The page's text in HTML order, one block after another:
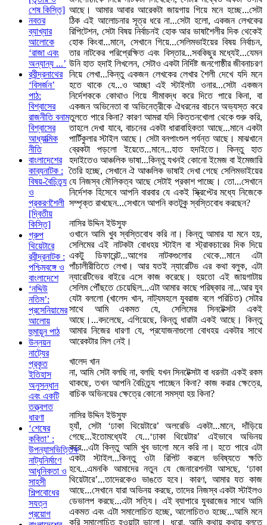
আছে। আমার আবার আরেকটা জায়গায় গিয়ে মনে হচ্ছে...সেটা
ঠিক এই আলোচনার সূত্র ধরে না...সেটা হলো, একজন লেখকের
রিপিটেশন, সেটা বিষয় নির্বাচনই হোক আর ভাষাশৈলীর দিক থেকেই
হোক কিংবা...মানে, সেখানে গিয়ে...সেলিমভাইয়ের বিষয় নির্বাচন,
তার নাটকের পরিপ্রেক্ষিত এবং বিস্তার...সবকিছুর মধ্যেই...যেমন
উনি হাত হদাই লিখলেন, সেটাও একটা নির্দিষ্ট জনগোষ্ঠীর জীবনাচরণ
নিয়ে লেখা...কিন্তু একজন লেখকের লেখার শৈলী দেখে যদি মনে
হতে থাকে যে...ও আচ্ছা এই স্টাইলটা ওনার...সেটা একজন
নির্দেশককে কোথাও গিয়ে সীমাবদ্ধ করে দিতে পারে কিনা, বা
একজন অভিনেতা বা অভিনেত্রীকে ঐধরনের বাচনে অভ্যস্ত করে
তুলতে পারে কিনা? কারণ আমরা যদি কিত্তনখোলা থেকে শুরু করি,
তাহলে দেখা যাবে, বাচনের একটা ধারাবাহিকতা আছে...মানে একটা
পার্টিকুলার স্টাইল আছে। সেটা বনপাংশুল পর্যন্ত আছে। মাঝখানে
ব্রেকটা পড়লো ইয়েতে...মানে...হাত হদাইতে। কিন্তু হাত
হদাইতেও আঞ্চলিক ভাষা...কিন্তু যখনই কোনো ইমেজ বা ইমেজারি
তৈরি হচ্ছে, সেখানে ঐ আঞ্চলিক ভাষাই দেখা গেছে সেলিমভাইয়ের
যে নিজস্ব মৌলিকত্ব আছে সেটাই প্রকাশ পাচ্ছে। তো...সেখানে
নির্দেশক হিসেবে আপনি বারবার যে একই স্ক্রিপ্টের মধ্যে নিজেকে
সম্পৃক্ত রাখছেন...সেখানে আপনি কতটুকু স্বস্তিবোধ করছেন?
নাসির উদ্দিন ইউসুফ
ওখানে আমি খুব স্বস্তিবোধ করি না। কিন্তু আমার যা মনে হয়,
সেলিমের এই নাটকটা বোধহয় স্টাইল বা স্ট্রাকচারের দিক দিয়ে
একটু ডিফারেন্ট...আগের নাটকগুলোর থেকে...মানে এটা
পাঁচালীরীতিতে লেখা। আর যতই ন্যারেটিভ এর কথা বলুক, এটা
ন্যারেটিভের বাইরে এসে কাজ করেছে। হয়তো এই জায়গাটায়
সেলিম পৌঁছতে চেয়েছিল...এটা আমার কাছে পরিষ্কার না...আর যুব
যেটা বললো (খালেদ খান, নাট্যমহলে যুবরাজ বলে পরিচিত) সেটার
সাথে আমি একমত যে, সেলিমের সিনটেক্সটা একই
আছে।...বদলেছে, এগিয়েছে, কিন্তু ধারাটা একই আছে। কিন্তু
আমার নিজের ধারণা যে, প্রযোজনাগুলো বোধহয় একটার সাথে
আরেকটার মিল নেই।
খালেদ খান
না, আমি সেটা বলছি না, বলছি যখন সিনটেক্সটা বা ধরনটা একই রকম
থাকছে, তখন আপনি বৈচিত্র্য পাচ্ছেন কিনা? কাজ করার ক্ষেত্রে,
বাচিক অভিনয়ের ক্ষেত্রে কোনো সমস্যা হয় কিনা?
নাসির উদ্দিন ইউসুফ
হ্যাঁ, সেটা ‘ঢাকা থিয়েটারে’ অলরেডি একটা...মানে, দাঁড়িয়ে
গেছে...ইতোমধ্যেই যে...‘ঢাকা থিয়েটার’ এইভাবে অভিনয়
করে...এটা কিন্তু আমি খুব ভালো মনে করি না। হতে পারে এটা
একটা স্টাইল...কিন্তু ওটা রিপিট করলে ভবিষ্যতে ক্ষতি
হবে...এমনকি আমাদের নতুন যে জেনারেশনটা আসছে, ‘ঢাকা
থিয়েটারে’...তাদেরকেও ভাঙতে হবে। কারণ, আমার যত কাজ
আছে...সেখানে যারা অভিনয় করছে, তাদের নিজস্ব একটা স্টাইলও
ডেভালপ করছে...এটা সত্যি। এই ব্যাপারে যুবরাজের সাথে আমি
একমত এবং এটা সমালোচিত হচ্ছে, আলোচিতও হচ্ছে...আমি মনে
করি সমালোচিত হওয়াটা ভালো। ধরো, আমি কথায় কথায় বলতে
শেষ কিস্তি]
নবতর
ব্যাখ্যার
আলোকে
‘রাজা এবং
অন্যান্য ...’
রবীন্দ্রনাথের
‘বিসর্জন’
পাঠ:
বিশ্বাসের
রাজনীতি বনাম
বিশ্বাসের
আধ্যাত্মিক
নীতি
বাংলাদেশের
কাব্যনাটক :
বিষয়-বৈচিত্র্য
ও
প্রকরণশৈলী
[দ্বিতীয়
কিস্তি]
গ্রুপ
থিয়েটারে
রবীন্দ্রনাটক :
পশ্চিমবঙ্গে ও
বাংলাদেশে
‘নদ্দিউ
নতিম’:
প্রসেনিয়ামের
আলোয়
হুমায়ূন পাঠ
উন্নয়ন
নাট্যের
প্রকৃত
ইতিহাস
অনুসন্ধান
এবং একটি
তত্ত্বগত
ধারণা
‘শেষের
কবিতা’ :
উপন্যাসভিত্তিক
নাট্যনির্মাণে
আধুনিকতা ও
সাহসী
শিল্পবোধের
সযত্ন
প্রয়োগ